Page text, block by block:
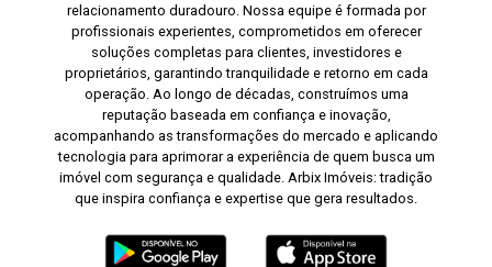
relacionamento duradouro. Nossa equipe é formada por
profissionais experientes, comprometidos em oferecer
soluções completas para clientes, investidores e
proprietários, garantindo tranquilidade e retorno em cada
operação. Ao longo de décadas, construímos uma
reputação baseada em confiança e inovação,
acompanhando as transformações do mercado e aplicando
tecnologia para aprimorar a experiência de quem busca um
imóvel com segurança e qualidade. Arbix Imóveis: tradição
que inspira confiança e expertise que gera resultados.